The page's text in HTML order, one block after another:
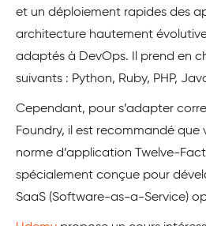
et un déploiement rapides des
architecture hautement
adaptés à DevOps. Il prend en
suivants : Python, Ruby, PHP,
Cependant, pour s’adapter
Foundry, il est recommandé que
norme d’application Twelve-
spécialement conçue pour
SaaS (Software-as-a-Service)